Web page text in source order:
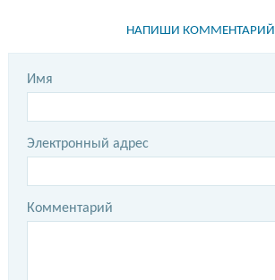
НАПИШИ КОММЕНТАРИЙ
Имя
Электронный адрес
Комментарий